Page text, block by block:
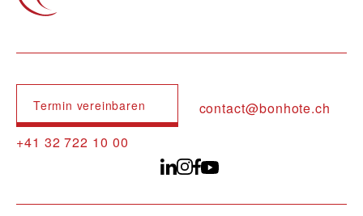
Termin vereinbaren
contact@bonhote.ch
+41 32 722 10 00